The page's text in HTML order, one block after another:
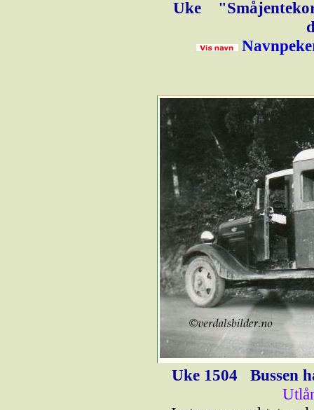
Uke
Uke 1504
Bussen